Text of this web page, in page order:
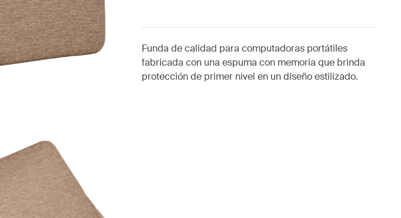
Funda de calidad para computadoras portátiles
fabricada con una espuma con memoria que brinda
protección de primer nivel en un diseño estilizado.